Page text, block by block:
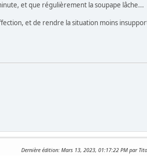
et que régulièrement la soupape lâche...
et de rendre la situation moins
Dernière édition: Mars 13, 2023, 01:17:22 PM par